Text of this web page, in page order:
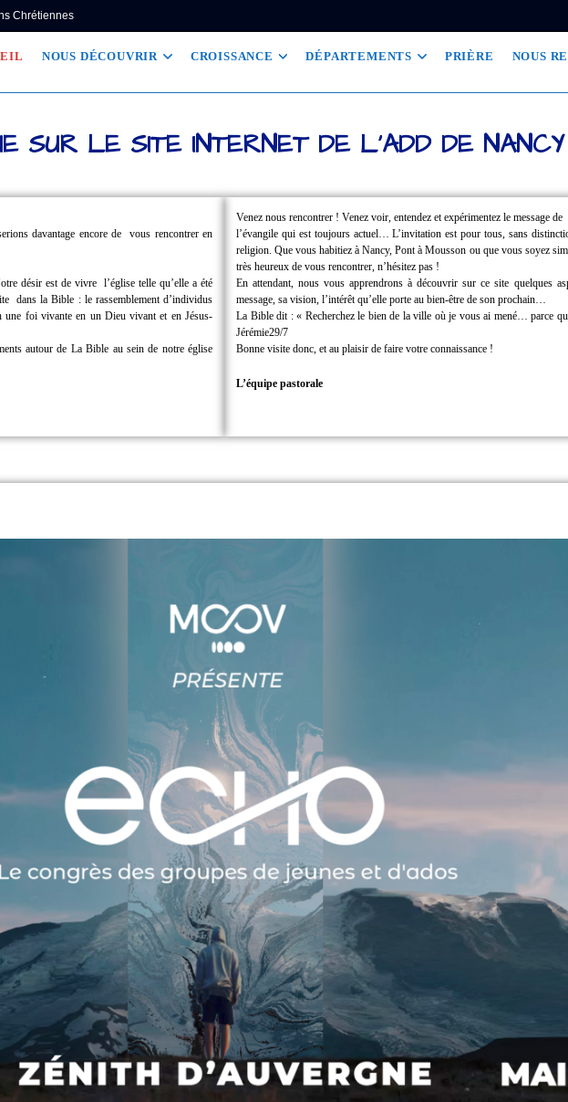
Chrétiennes
NOUS DÉCOUVRIR CROISSANCE DÉPARTEMENTS PRIÈRE NOUS
SUR LE SITE INTERNET DE L'ADD DE NANCY
davantage encore devous rencontrer en
désir est de vivre l’église telle qu’elle a été
dans la Bible : le rassemblement d’individus
une foi vivante en un Dieu vivant et en Jésus-
autour de La Bible au sein de notre église
Venez nous rencontrer ! Venez voir, entendez et expérimentez le message de
l’évangile qui est toujours actuel… L’invitation est pour tous, sans
religion.Que vous habitiez à Nancy, Pont à Mousson ou que vous soyez
très heureux de vous rencontrer, n’hésitez pas !
En attendant, nous vous apprendrons à découvrir sur ce site quelques
message, sa vision, l’intérêt qu’elle porte au bien-être de son prochain…
La Bible dit : « Recherchez le bien de la ville où je vous ai mené… parce
Jérémie29/7
Bonne visite donc, et au plaisir de faire votre connaissance !
L’équipe pastorale